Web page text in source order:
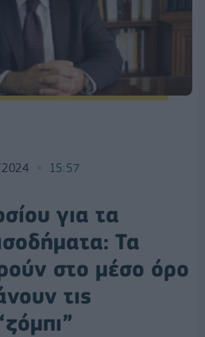
15:57
για τα
Τα
στο μέσο όρο
τις